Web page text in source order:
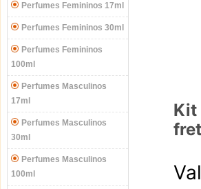
Perfumes Femininos 17ml
Perfumes Femininos 30ml
Perfumes Femininos
100ml
Perfumes Masculinos
17ml
Perfumes Masculinos
30ml
Perfumes Masculinos
100ml
Kit